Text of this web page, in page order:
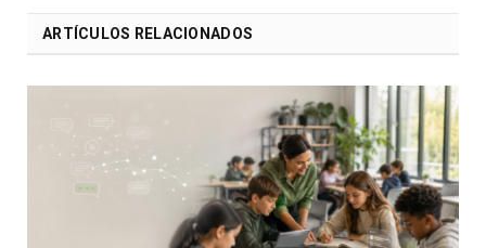
ARTÍCULOS RELACIONADOS